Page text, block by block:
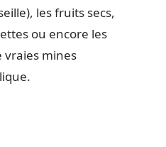
les fruits secs,
ou encore les
vraies mines